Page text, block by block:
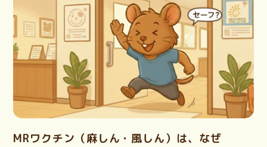
MRワクチン（麻しん・風しん）は、なぜ